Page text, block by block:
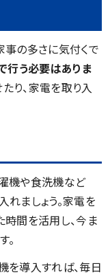
事の多さに気付くで
行う必要はありま
り、家電を取り入
機や食洗機など
ましょう。家電を
時間を活用し、今ま
。
を導入すれば、毎日